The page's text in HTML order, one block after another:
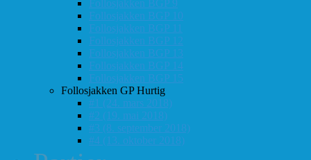
Follosjakken BGP 9
Follosjakken BGP 10
Follosjakken BGP 11
Follosjakken BGP 12
Follosjakken BGP 13
Follosjakken BGP 14
Follosjakken BGP 15
Follosjakken GP Hurtig
#1 (24. mars 2018)
#2 (19. mai 2018)
#3 (8. september 2018)
#4 (13. oktober 2018)